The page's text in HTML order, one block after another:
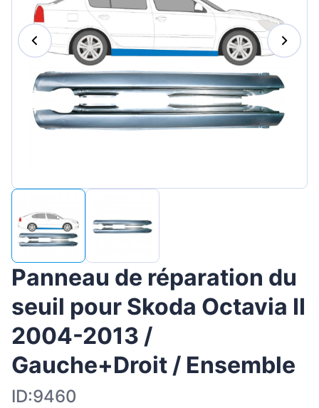
Magyar
Hrvatski
Português
Slovenian
Latvian
Panneau de réparation du
seuil pour Skoda Octavia II
2004-2013 /
Gauche+Droit / Ensemble
ID:9460